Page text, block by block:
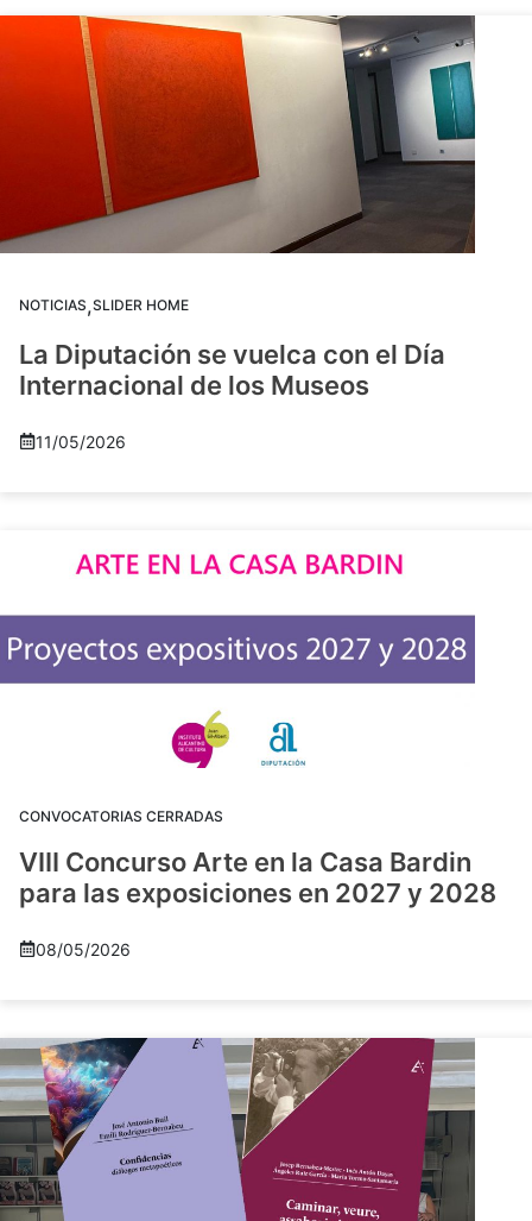
NOTICIAS,SLIDER HOME
La Diputación se vuelca con el Día
Internacional de los Museos
11/05/2026
CONVOCATORIAS CERRADAS
VIII Concurso Arte en la Casa Bardin
para las exposiciones en 2027 y 2028
08/05/2026